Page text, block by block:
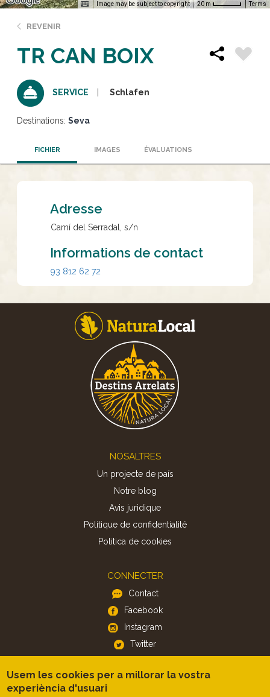
Image may be subject to copyright 20 m Terms
REVENIR
TR CAN BOIX
SERVICE Schlafen
Destinations: Seva
FICHIER IMAGES ÉVALUATIONS
Adresse
Camí del Serradal, s/n
Informations de contact
93 812 62 72
NOSALTRES
Un projecte de país
Notre blog
Avis juridique
Politique de confidentialité
Politica de cookies
CONNECTER
Contact
Facebook
Instagram
Twitter
APP
Usem les cookies per a millorar la vostra
experiència d'usuari